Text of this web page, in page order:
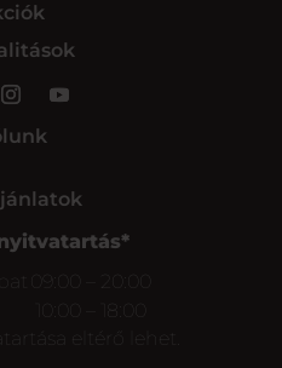
09:00 – 20:00
eltérő lehet.